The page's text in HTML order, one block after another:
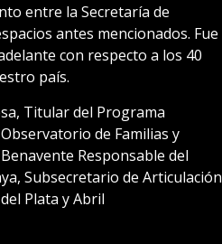
entre la Secretaría de
antes mencionados. Fue
con respecto a los 40
país.
Titular del Programa
de Familias y
Responsable del
Subsecretario de Articulación
Plata y Abril